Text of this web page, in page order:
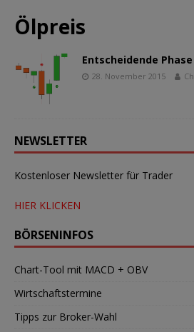
Ölpreis
Entscheidende
28. November 2015
NEWSLETTER
Kostenloser Newsletter für Trader
HIER KLICKEN
BÖRSENINFOS
Chart-Tool mit MACD + OBV
Wirtschaftstermine
Tipps zur Broker-Wahl